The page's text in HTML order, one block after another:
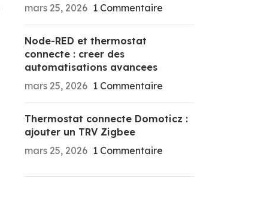
mars 25, 2026 1 Commentaire
Node-RED et thermostat
connecte : creer des
automatisations avancees
mars 25, 2026 1 Commentaire
Thermostat connecte Domoticz :
ajouter un TRV Zigbee
mars 25, 2026 1 Commentaire